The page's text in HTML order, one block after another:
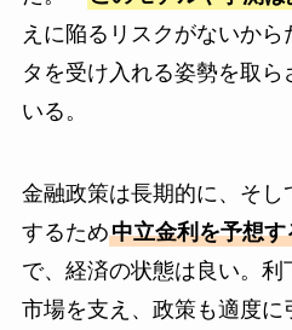
えに陥るリスクがないか
タを受け入れる姿勢を取
いる。
金融政策は長期的に、そ
するため中立金利を予想
で、経済の状態は良い。
市場を支え、政策も適度に